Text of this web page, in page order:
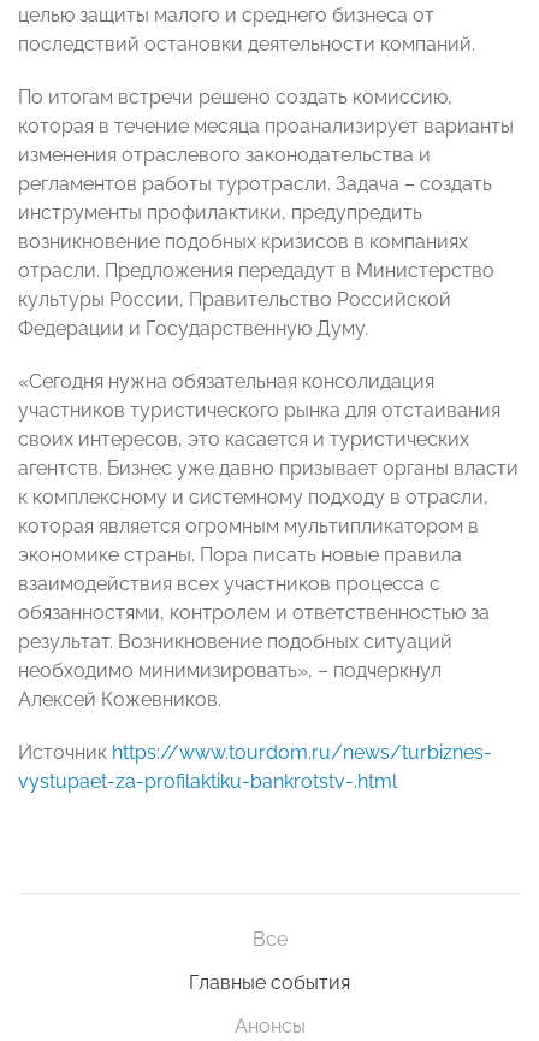
целью защиты малого и среднего бизнеса от
последствий остановки деятельности компаний.
По итогам встречи решено создать комиссию,
которая в течение месяца проанализирует варианты
изменения отраслевого законодательства и
регламентов работы туротрасли. Задача – создать
инструменты профилактики, предупредить
возникновение подобных кризисов в компаниях
отрасли. Предложения передадут в Министерство
культуры России, Правительство Российской
Федерации и Государственную Думу.
«Сегодня нужна обязательная консолидация
участников туристического рынка для отстаивания
своих интересов, это касается и туристических
агентств. Бизнес уже давно призывает органы власти
к комплексному и системному подходу в отрасли,
которая является огромным мультипликатором в
экономике страны. Пора писать новые правила
взаимодействия всех участников процесса с
обязанностями, контролем и ответственностью за
результат. Возникновение подобных ситуаций
необходимо минимизировать», – подчеркнул
Алексей Кожевников.
Источник https://www.tourdom.ru/news/turbiznes-
vystupaet-za-profilaktiku-bankrotstv-.html
Все
Главные события
Анонсы